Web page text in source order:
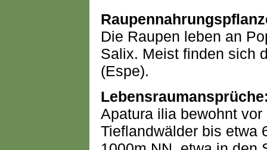
Die Raupen leben an
Salix. Meist finden sich
(Espe).
Apatura ilia bewohnt
Tieflandwälder bis etwa